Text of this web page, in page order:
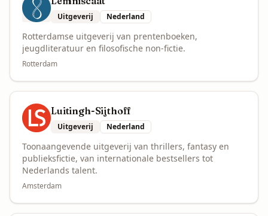
Uitgeverij Nederland
Rotterdamse uitgeverij van prentenboeken,
jeugdliteratuur en filosofische non-fictie.
Rotterdam
Luitingh-Sijthoff
Uitgeverij Nederland
Toonaangevende uitgeverij van thrillers, fantasy en
publieksfictie, van internationale bestsellers tot
Nederlands talent.
Amsterdam